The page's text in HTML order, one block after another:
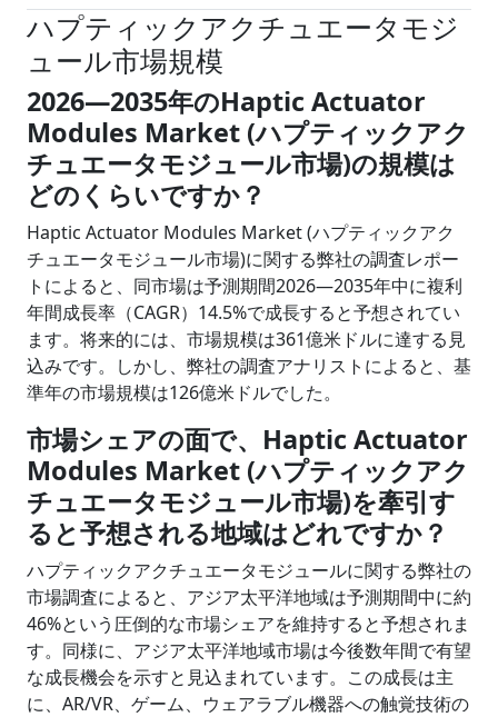
ハプティックアクチュエータモジ
ュール市場規模
2026―2035年のHaptic Actuator
Modules Market (ハプティックアク
チュエータモジュール市場)の規模は
どのくらいですか？
Haptic Actuator Modules Market (ハプティックアク
チュエータモジュール市場)に関する弊社の調査レポー
トによると、同市場は予測期間2026―2035年中に複利
年間成長率（CAGR）14.5%で成長すると予想されてい
ます。将来的には、市場規模は361億米ドルに達する見
込みです。しかし、弊社の調査アナリストによると、基
準年の市場規模は126億米ドルでした。
市場シェアの面で、Haptic Actuator
Modules Market (ハプティックアク
チュエータモジュール市場)を牽引す
ると予想される地域はどれですか？
ハプティックアクチュエータモジュールに関する弊社の
市場調査によると、アジア太平洋地域は予測期間中に約
46%という圧倒的な市場シェアを維持すると予想されま
す。同様に、アジア太平洋地域市場は今後数年間で有望
な成長機会を示すと見込まれています。この成長は主
に、AR/VR、ゲーム、ウェアラブル機器への触覚技術の